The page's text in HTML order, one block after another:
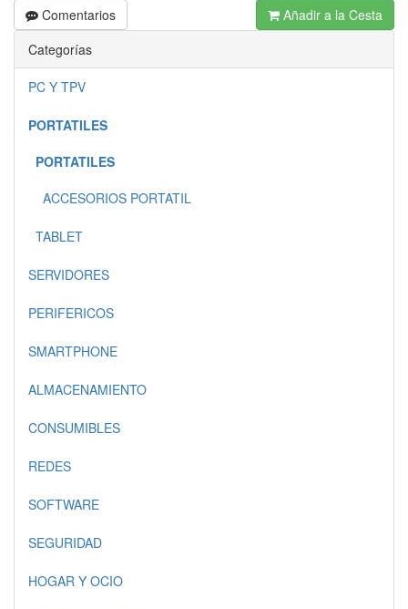
Comentarios
Añadir a la Cesta
Categorías
PC Y TPV
PORTATILES
PORTATILES
ACCESORIOS PORTATIL
TABLET
SERVIDORES
PERIFERICOS
SMARTPHONE
ALMACENAMIENTO
CONSUMIBLES
REDES
SOFTWARE
SEGURIDAD
HOGAR Y OCIO